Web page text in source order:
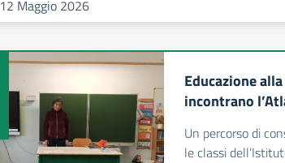
12 Maggio 2026
Educazione
incontrano
Un percorso di
le classi